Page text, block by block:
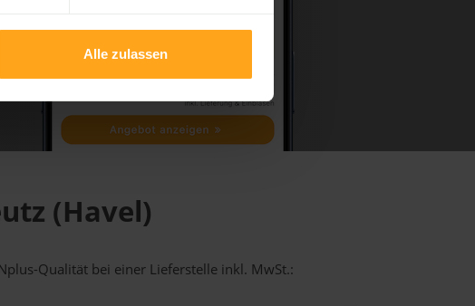
Alle zulassen
(Havel)
Qualität bei einer Lieferstelle inkl. MwSt.: